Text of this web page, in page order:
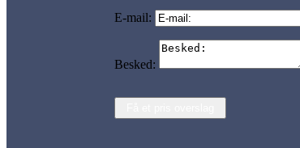
E-mail:
Besked: